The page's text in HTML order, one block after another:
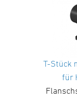
T-Stück
für